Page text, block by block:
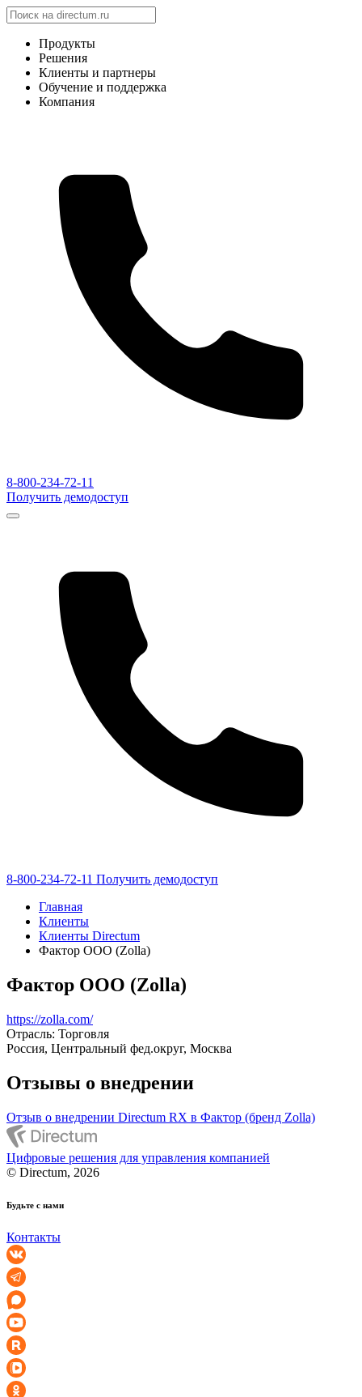
Продукты
Решения
Клиенты и партнеры
Обучение и поддержка
Компания
8-800-234-72-11
Получить демодоступ
8-800-234-72-11 Получить демодоступ
Главная
Клиенты
Клиенты Directum
Фактор ООО (Zolla)
Фактор ООО (Zolla)
https://zolla.com/
Отрасль: Торговля
Россия, Центральный фед.округ, Москва
Отзывы о внедрении
Отзыв о внедрении Directum RX в Фактор (бренд Zolla)
Цифровые решения для управления компанией
© Directum, 2026
Будьте с нами
Контакты